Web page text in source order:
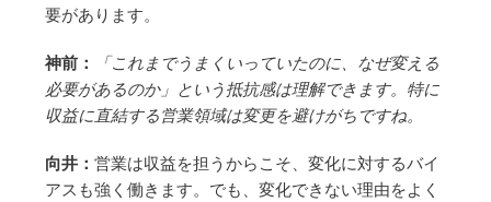
要があります。
神前：
「これまでうまくいっていたのに、なぜ変える
必要があるのか」という抵抗感は理解できます。特に
収益に直結する営業領域は変更を避けがちですね。
向井： 営業は収益を担うからこそ、変化に対するバイ
アスも強く働きます。でも、変化できない理由をよく